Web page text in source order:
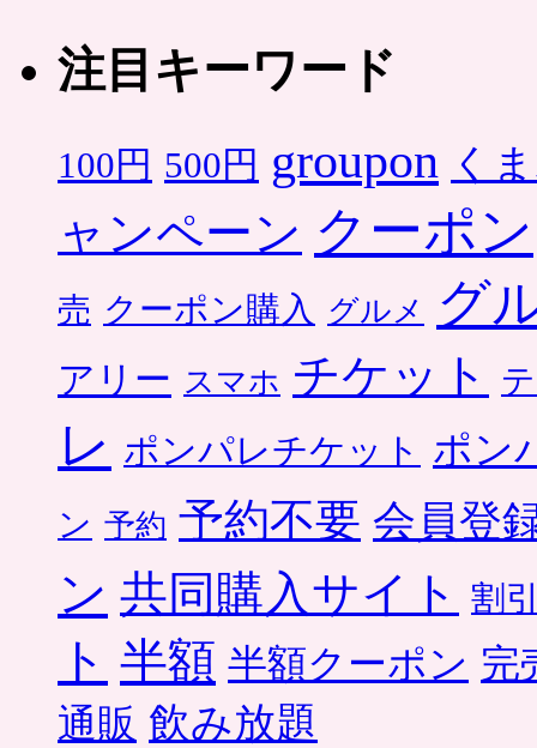
注目キーワード
100円 500円 groupon く
ャンペーン クーポン
売 クーポン購入 グルメ グ
アリー スマホ チケット
レ ポンパレチケット ポン
ン 予約 予約不要 会員登
ン 共同購入サイト 割
ト 半額 半額クーポン 完
通販 飲み放題